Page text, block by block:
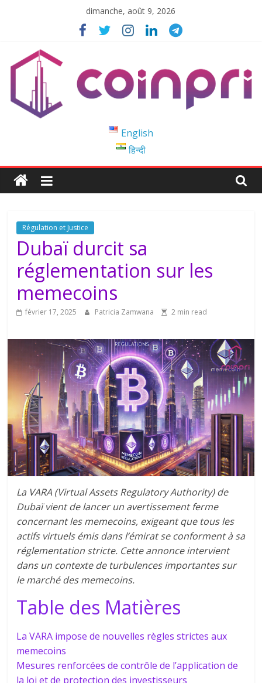
dimanche, août 9, 2026
Blockchain
Easy
to
English
हिन्दी
Régulation et Justice
Dubaï durcit sa
réglementation sur les
memecoins
février 17, 2025 Patricia Zamwana 2 min read
La VARA (Virtual Assets Regulatory Authority) de
Dubaï vient de lancer un avertissement ferme
concernant les memecoins, exigeant que tous les
actifs virtuels émis dans l’émirat se conforment à sa
réglementation stricte. Cette annonce intervient
dans un contexte de turbulences importantes sur
le marché des memecoins.
Table des Matières
La VARA impose de nouvelles règles strictes aux
memecoins
Mesures renforcées de contrôle de l’application de
la loi et de protection des investisseurs